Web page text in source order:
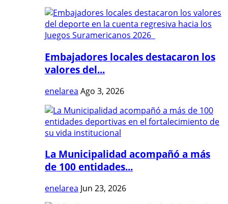
Embajadores locales destacaron los
valores del...
enelarea Ago 3, 2026
La Municipalidad acompañó a más
de 100 entidades...
enelarea Jun 23, 2026